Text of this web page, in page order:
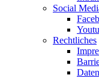
Social
Rechtliches